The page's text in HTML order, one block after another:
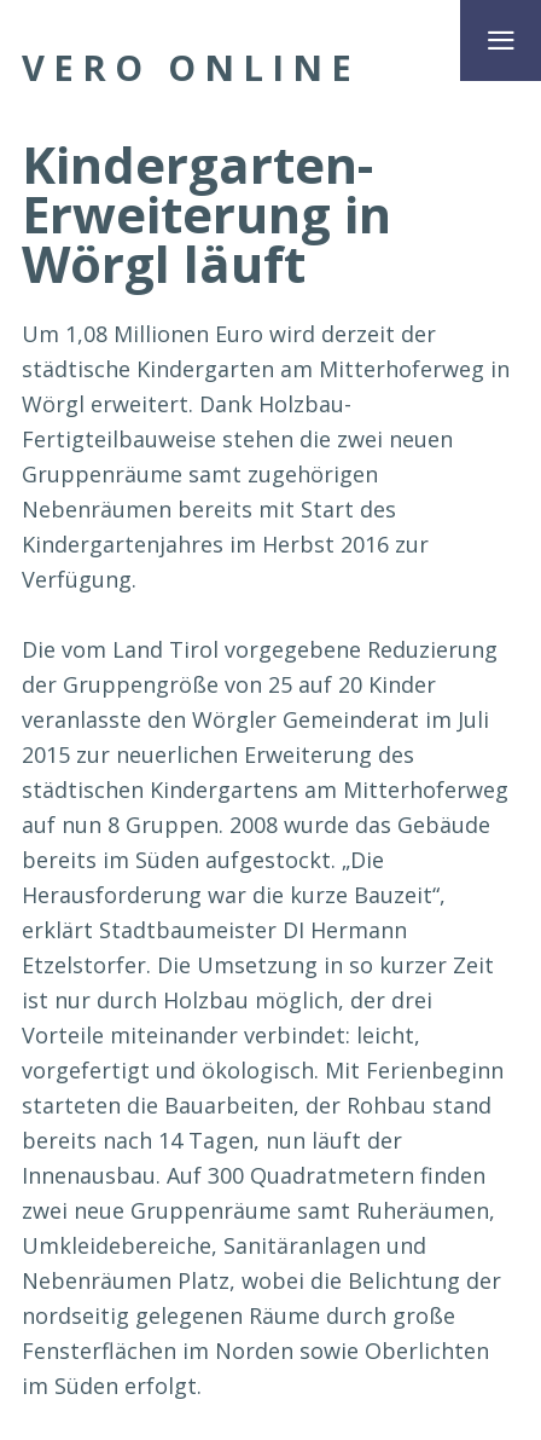
VERO ONLINE
Kindergarten-
Erweiterung in
Wörgl läuft
Um 1,08 Millionen Euro wird derzeit der
städtische Kindergarten am Mitterhoferweg in
Wörgl erweitert. Dank Holzbau-
Fertigteilbauweise stehen die zwei neuen
Gruppenräume samt zugehörigen
Nebenräumen bereits mit Start des
Kindergartenjahres im Herbst 2016 zur
Verfügung.
Die vom Land Tirol vorgegebene Reduzierung
der Gruppengröße von 25 auf 20 Kinder
veranlasste den Wörgler Gemeinderat im Juli
2015 zur neuerlichen Erweiterung des
städtischen Kindergartens am Mitterhoferweg
auf nun 8 Gruppen. 2008 wurde das Gebäude
bereits im Süden aufgestockt. „Die
Herausforderung war die kurze Bauzeit“,
erklärt Stadtbaumeister DI Hermann
Etzelstorfer. Die Umsetzung in so kurzer Zeit
ist nur durch Holzbau möglich, der drei
Vorteile miteinander verbindet: leicht,
vorgefertigt und ökologisch. Mit Ferienbeginn
starteten die Bauarbeiten, der Rohbau stand
bereits nach 14 Tagen, nun läuft der
Innenausbau. Auf 300 Quadratmetern finden
zwei neue Gruppenräume samt Ruheräumen,
Umkleidebereiche, Sanitäranlagen und
Nebenräumen Platz, wobei die Belichtung der
nordseitig gelegenen Räume durch große
Fensterflächen im Norden sowie Oberlichten
im Süden erfolgt.